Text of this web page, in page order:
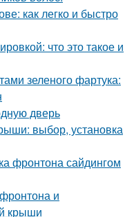
как легко и быстро
что это такое и
зеленого фартука:
дверь
выбор, установка
фронтона сайдингом
и
крыши